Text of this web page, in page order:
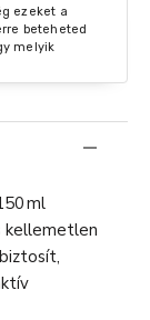
ezeket a
beteheted
melyik
ml
kellemetlen